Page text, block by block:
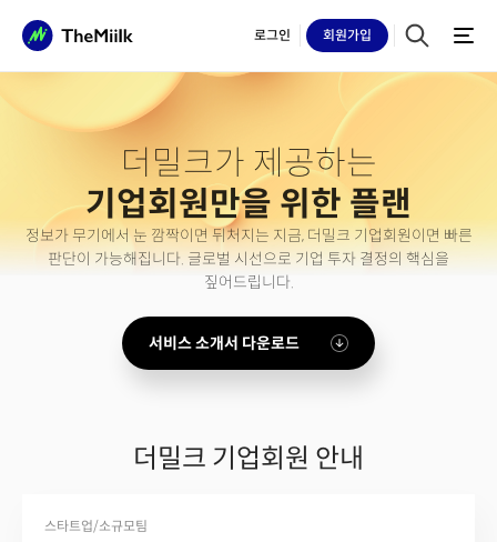
로그인 회원가입
더밀크가 제공하는
기업회원만을 위한 플랜
정보가 무기에서 눈 깜짝이면 뒤처지는 지금, 더밀크 기업회원이면 빠른
판단이 가능해집니다. 글로벌 시선으로 기업 투자 결정의 핵심을
짚어드립니다.
서비스 소개서 다운로드
더밀크 기업회원 안내
스타트업/소규모팀